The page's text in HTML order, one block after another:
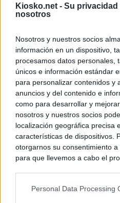
Kiosko.net - Su privacidad
nosotros
Nosotros y nuestros socios
información en un dispositivo,
procesamos datos personales,
únicos e información estándar
para personalizar contenidos y
anuncios y del contenido e
como para desarrollar y
nosotros y nuestros socios
localización geográfica precisa
características de dispositivos.
otorgarnos su consentimiento
para que llevemos a cabo el
negar su consentimiento.
Personal Data Processing